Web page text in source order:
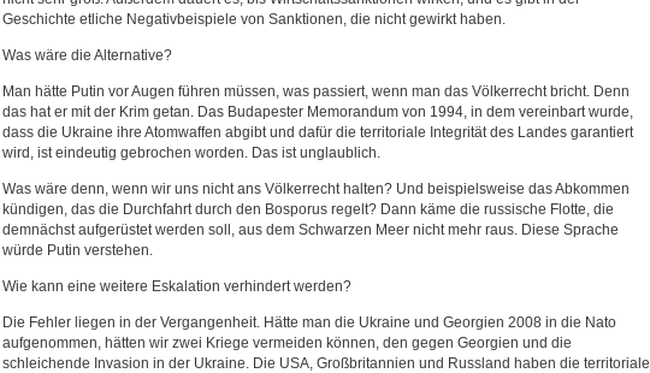
Geschichte etliche Negativbeispiele von Sanktionen, die nicht gewirkt haben.
Was wäre die Alternative?
Man hätte Putin vor Augen führen müssen, was passiert, wenn man das Völkerrecht bricht. Denn
das hat er mit der Krim getan. Das Budapester Memorandum von 1994, in dem vereinbart wurde,
dass die Ukraine ihre Atomwaffen abgibt und dafür die territoriale Integrität des Landes garantiert
wird, ist eindeutig gebrochen worden. Das ist unglaublich.
Was wäre denn, wenn wir uns nicht ans Völkerrecht halten? Und beispielsweise das Abkommen
kündigen, das die Durchfahrt durch den Bosporus regelt? Dann käme die russische Flotte, die
demnächst aufgerüstet werden soll, aus dem Schwarzen Meer nicht mehr raus. Diese Sprache
würde Putin verstehen.
Wie kann eine weitere Eskalation verhindert werden?
Die Fehler liegen in der Vergangenheit. Hätte man die Ukraine und Georgien 2008 in die Nato
aufgenommen, hätten wir zwei Kriege vermeiden können, den gegen Georgien und die
schleichende Invasion in der Ukraine. Die USA, Großbritannien und Russland haben die territoriale